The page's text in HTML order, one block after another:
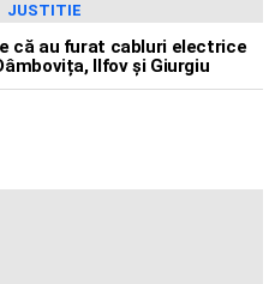
JUSTITIE
că au furat cabluri electrice
Ilfov și Giurgiu